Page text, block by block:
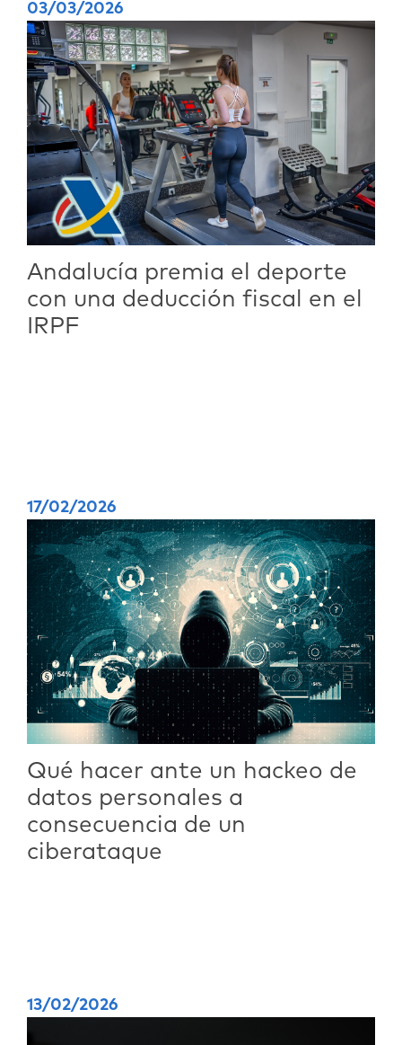
03/03/2026
Andalucía premia el deporte
con una deducción fiscal en el
IRPF
17/02/2026
Qué hacer ante un hackeo de
datos personales a
consecuencia de un
ciberataque
13/02/2026